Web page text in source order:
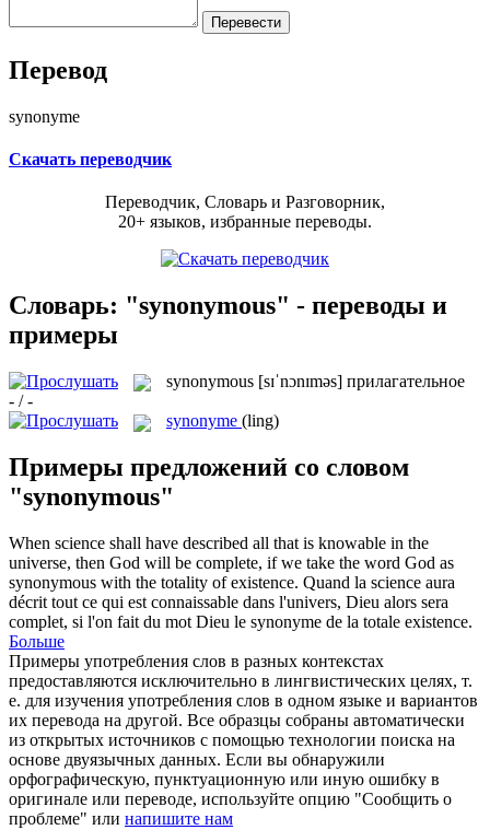
Перевод
synonyme
Скачать переводчик
Переводчик, Словарь и Разговорник,
20+ языков, избранные переводы.
Словарь: "synonymous" - переводы и
примеры
synonymous [sɪˈnɔnɪməs] прилагательное
- / -
synonyme (ling)
Примеры предложений со словом
"synonymous"
When science shall have described all that is knowable in the
universe, then God will be complete, if we take the word God as
synonymous with the totality of existence. Quand la science aura
décrit tout ce qui est connaissable dans l'univers, Dieu alors sera
complet, si l'on fait du mot Dieu le synonyme de la totale existence.
Больше
Примеры употребления слов в разных контекстах
предоставляются исключительно в лингвистических целях, т.
е. для изучения употребления слов в одном языке и вариантов
их перевода на другой. Все образцы собраны автоматически
из открытых источников с помощью технологии поиска на
основе двуязычных данных. Если вы обнаружили
орфографическую, пунктуационную или иную ошибку в
оригинале или переводе, используйте опцию "Сообщить о
проблеме" или напишите нам